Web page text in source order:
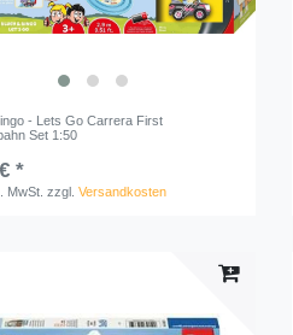
- Lets Go Carrera First
Set 1:50
*
MwSt. zzgl.Versandkosten